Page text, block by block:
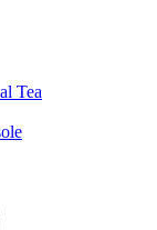
Tea